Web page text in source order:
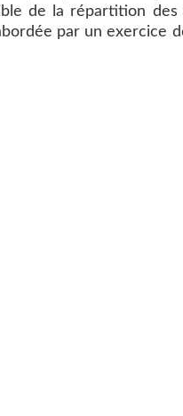
de la répartition
par un exercice